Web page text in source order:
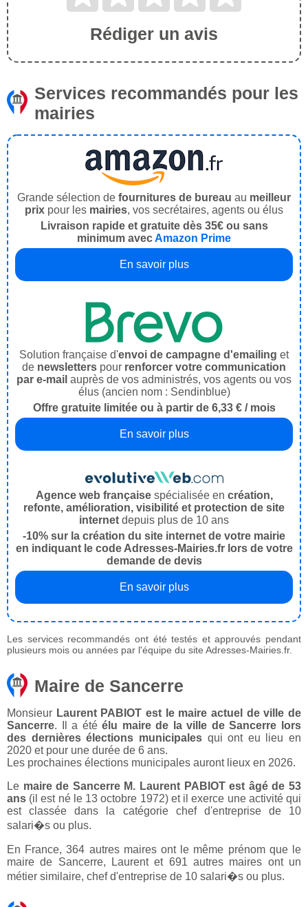
Rédiger un avis
Services recommandés pour les
mairies
Grande sélection de fournitures de bureau au meilleur
prix pour les mairies, vos secrétaires, agents ou élus
Livraison rapide et gratuite dès 35€ ou sans
minimum avecAmazon Prime
En savoir plus
Solution française d'envoi de campagne d'emailing et
de newsletters pour renforcer votre communication
par e-mail auprès de vos administrés, vos agents ou vos
élus (ancien nom : Sendinblue)
Offre gratuite limitée ou à partir de 6,33 € / mois
En savoir plus
Agence web françaisespécialisée en création,
refonte, amélioration, visibilité et protection de site
internet depuis plus de 10 ans
-10% sur la création du site internet de votre mairie
en indiquant le code Adresses-Mairies.fr lors de votre
demande de devis
En savoir plus
Les services recommandés ont été testés et approuvés pendant
plusieurs mois ou années par l'équipe du site Adresses-Mairies.fr.
Maire de Sancerre
Monsieur Laurent PABIOT est le maire actuel de ville de
Sancerre. Il a étéélu maire de la ville de Sancerre lors
des dernières élections municipalesqui ont eu lieu en
2020 et pour une durée de 6 ans.
Les prochaines élections municipales auront lieux en 2026.
Le maire de Sancerre M. Laurent PABIOT est âgé de 53
ans (il est né le 13 octobre 1972) et il exerce une activité qui
est classée dans la catégorie chef d'entreprise de 10
salari�s ou plus.
En France, 364 autres maires ont le même prénom que le
maire de Sancerre, Laurent et 691 autres maires ont un
métier similaire, chef d'entreprise de 10 salari�s ou plus.